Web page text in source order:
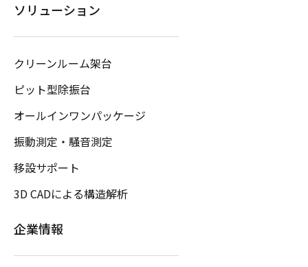
ソリューション
クリーンルーム架台
ピット型除振台
オールインワンパッケージ
振動測定・騒音測定
移設サポート
3D CADによる構造解析
企業情報